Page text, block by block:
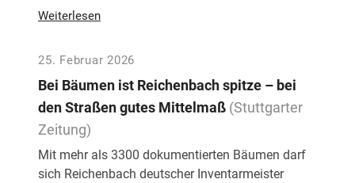
Weiterlesen
25. Februar 2026
Bei Bäumen ist Reichenbach spitze – bei
den Straßen gutes Mittelmaß (Stuttgarter
Zeitung)
Mit mehr als 3300 dokumentierten Bäumen darf
sich Reichenbach deutscher Inventarmeister